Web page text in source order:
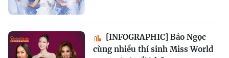
[INFOGRAPHIC] Bảo Ngọc
cùng nhiều thí sinh Miss World